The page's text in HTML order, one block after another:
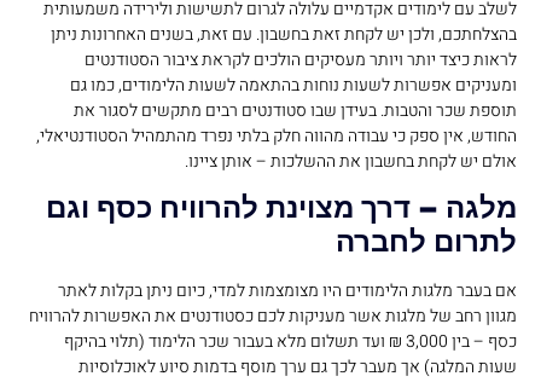
לשלב עם לימודים אקדמיים עלולה לגרום לתשישות ולירידה משמעותית
בהצלחתכם, ולכן יש לקחת זאת בחשבון. עם זאת, בשנים האחרונות ניתן
לראות כיצד יותר ויותר מעסיקים הולכים לקראת ציבור הסטודנטים
ומעניקים אפשרות לשעות נוחות בהתאמה לשעות הלימודים, כמו גם
תוספת שכר והטבות. בעידן שבו סטודנטים רבים מתקשים לסגור את
החודש, אין ספק כי עבודה מהווה חלק בלתי נפרד מהתמהיל הסטודנטיאלי,
אולם יש לקחת בחשבון את ההשלכות – אותן ציינו.
מלגה – דרך מצוינת להרוויח כסף וגם
לתרום לחברה
אם בעבר מלגות הלימודים היו מצומצמות למדי, כיום ניתן בקלות לאתר
מגוון רחב של מלגות אשר מעניקות לכם כסטודנטים את האפשרות להרוויח
כסף – בין 3,000 ₪ ועד תשלום מלא בעבור שכר הלימוד (תלוי בהיקף
שעות המלגה) אך מעבר לכך גם ערך מוסף בדמות סיוע לאוכלוסיות